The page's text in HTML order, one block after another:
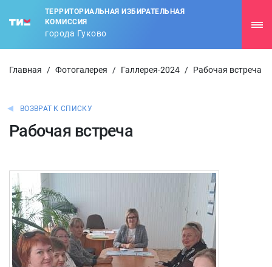
ТЕРРИТОРИАЛЬНАЯ ИЗБИРАТЕЛЬНАЯ
КОМИССИЯ
города Гуково
Главная / Фотогалерея / Галлерея-2024 / Рабочая встреча
ВОЗВРАТ К СПИСКУ
Рабочая встреча